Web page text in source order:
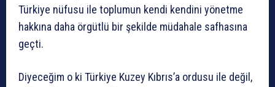
Türkiye nüfusu ile toplumun kendi kendini yönetme
hakkına daha örgütlü bir şekilde müdahale safhasına
geçti.
Diyeceğim o ki Türkiye Kuzey Kıbrıs’a ordusu ile değil,